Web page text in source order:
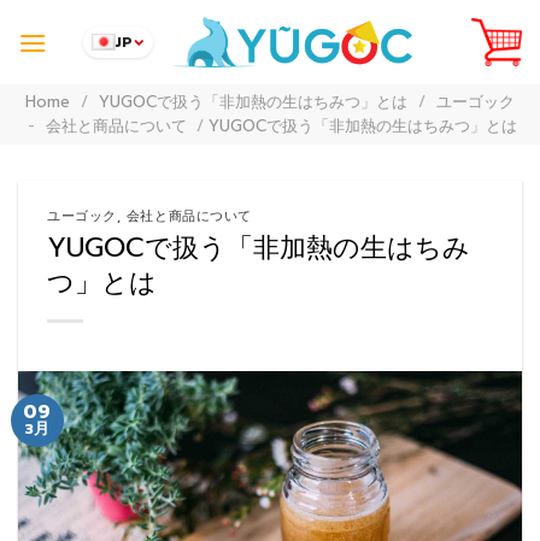
JP
Home / YUGOCで扱う「非加熱の生はちみつ」とは / ユーゴック
- 会社と商品について / YUGOCで扱う「非加熱の生はちみつ」とは
ユーゴック , 会社と商品について
YUGOCで扱う「非加熱の生はちみ
つ」とは
09
3月